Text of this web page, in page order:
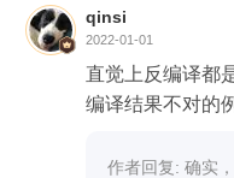
qinsi
2022-01-01
直觉上反编译都
编译结果不对的
作者回复: 确实